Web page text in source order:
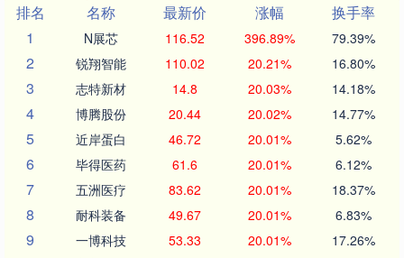
排名
名称 最新价 涨幅
换手率
1
N展芯 116.52 396.89% 79.39%
2 锐翔智能 110.02 20.21% 16.80%
3 志特新材 14.8 20.03% 14.18%
4 博腾股份 20.44 20.02% 14.77%
5 近岸蛋白 46.72 20.01% 5.62%
6 毕得医药 61.6 20.01% 6.12%
7 五洲医疗 83.62 20.01% 18.37%
8 耐科装备 49.67 20.01% 6.83%
9 一博科技 53.33 20.01% 17.26%